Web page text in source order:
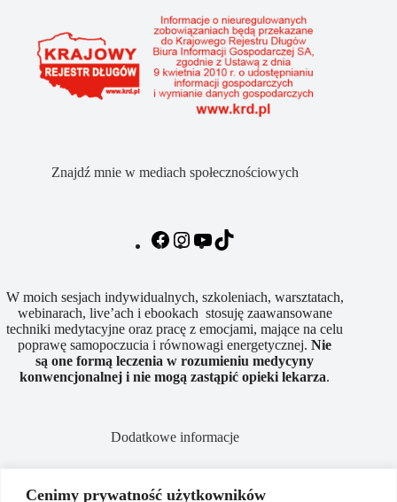
Cenimy prywatność użytkowników
Znajdź mnie w mediach społecznościowych
W moich sesjach indywidualnych, szkoleniach, warsztatach,
webinarach, live’ach i ebookach stosuję zaawansowane
techniki medytacyjne oraz pracę z emocjami, mające na celu
poprawę samopoczucia i równowagi energetycznej.Nie
są one formą leczenia w rozumieniu medycyny
konwencjonalnej i nie mogą zastąpić opieki lekarza.
Dodatkowe informacje